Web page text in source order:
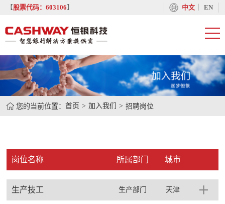
【股票代码：603106】 中文丨 EN
您的当前位置：首页 加入我们 招聘岗位
岗位名称 所属部门 城市
生产技工 生产部门 天津